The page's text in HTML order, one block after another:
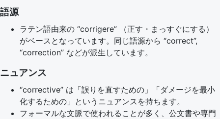
語源
ラテン語由来の “corrigere” （正す・まっすぐにする）
がベースとなっています。同じ語源から “correct”,
“correction” などが派生しています。
ニュアンス
“corrective” は「誤りを直すための」「ダメージを最小
化するための」というニュアンスを持ちます。
フォーマルな文脈で使われることが多く、公文書や専門